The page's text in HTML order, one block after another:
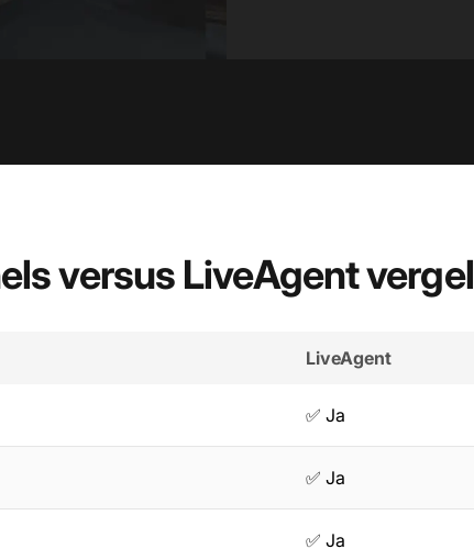
versus LiveAgent
LiveAgent
✅ Ja
✅ Ja
✅ Ja